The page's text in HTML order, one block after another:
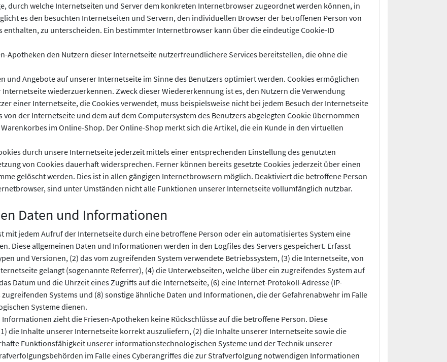
durch welche Internetseiten und Server dem konkreten Internetbrowser zugeordnet werden können, in
es den besuchten Internetseiten und Servern, den individuellen Browser der betroffenen Person von
zu unterscheiden. Ein bestimmter Internetbrowser kann über die eindeutige Cookie-ID
Apotheken den Nutzern dieser Internetseite nutzerfreundlichere Services bereitstellen, die ohne die
und Angebote auf unserer Internetseite im Sinne des Benutzers optimiert werden. Cookies ermöglichen
wiederzuerkennen. Zweck dieser Wiedererkennung ist es, den Nutzern die Verwendung
einer Internetseite, die Cookies verwendet, muss beispielsweise nicht bei jedem Besuch der Internetseite
der Internetseite und dem auf dem Computersystem des Benutzers abgelegten Cookie übernommen
im Online-Shop. Der Online-Shop merkt sich die Artikel, die ein Kunde in den virtuellen
durch unsere Internetseite jederzeit mittels einer entsprechenden Einstellung des genutzten
von Cookies dauerhaft widersprechen. Ferner können bereits gesetzte Cookies jederzeit über einen
gelöscht werden. Dies ist in allen gängigen Internetbrowsern möglich. Deaktiviert die betroffene Person
sind unter Umständen nicht alle Funktionen unserer Internetseite vollumfänglich nutzbar.
Daten und Informationen
mit jedem Aufruf der Internetseite durch eine betroffene Person oder ein automatisiertes System eine
Diese allgemeinen Daten und Informationen werden in den Logfiles des Servers gespeichert. Erfasst
und Versionen, (2) das vom zugreifenden System verwendete Betriebssystem, (3) die Internetseite, von
gelangt (sogenannte Referrer), (4) die Unterwebseiten, welche über ein zugreifendes System auf
Datum und die Uhrzeit eines Zugriffs auf die Internetseite, (6) eine Internet-Protokoll-Adresse (IP-
Systems und (8) sonstige ähnliche Daten und Informationen, die der Gefahrenabwehr im Falle
Systeme dienen.
zieht die Friesen-Apotheken keine Rückschlüsse auf die betroffene Person. Diese
die Inhalte unserer Internetseite korrekt auszuliefern, (2) die Inhalte unserer Internetseite sowie die
Funktionsfähigkeit unserer informationstechnologischen Systeme und der Technik unserer
im Falle eines Cyberangriffes die zur Strafverfolgung notwendigen Informationen